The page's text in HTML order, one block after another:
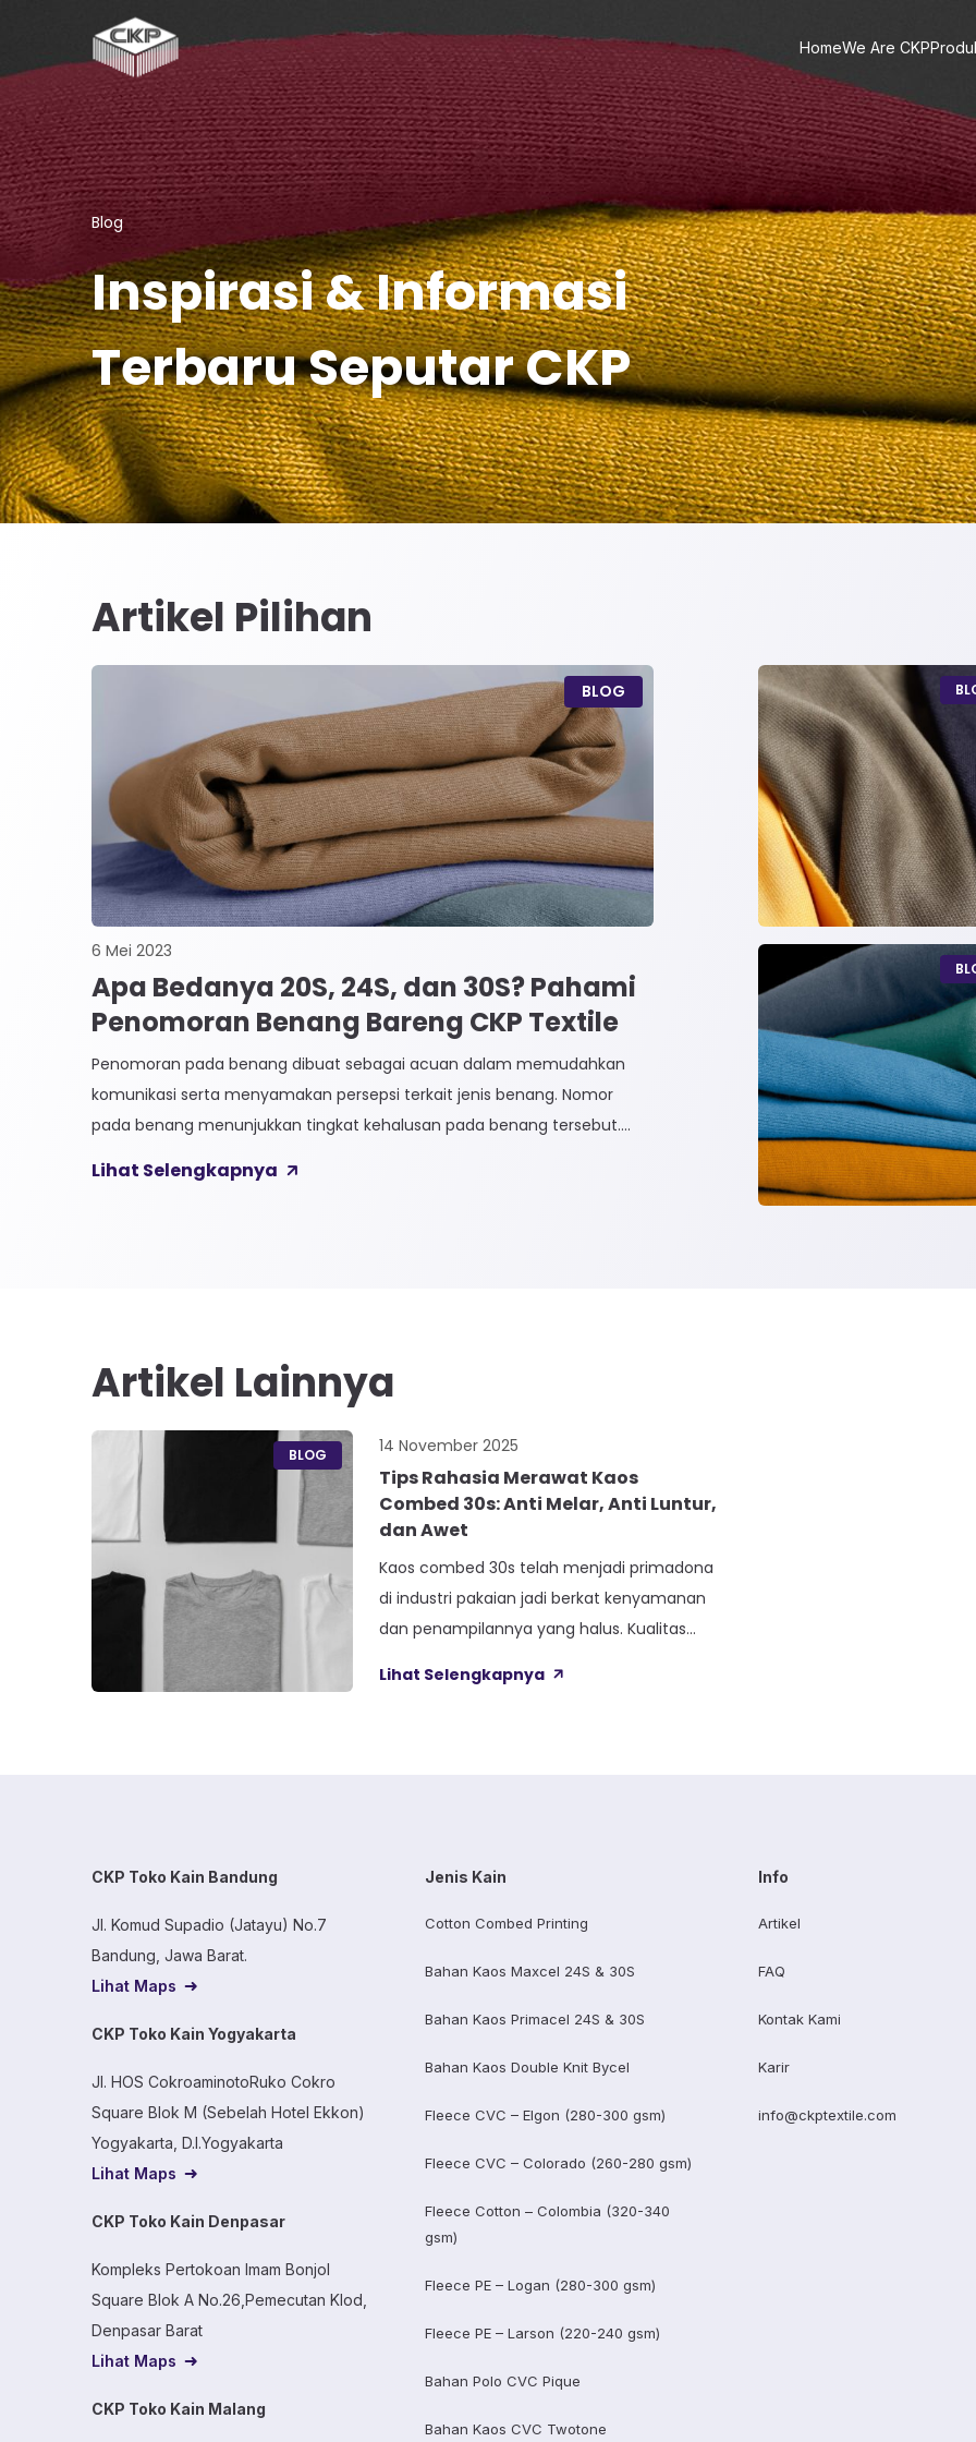
HomeWe Are CKP
Blog
Inspirasi & Informasi
Terbaru Seputar CKP
Artikel Pilihan
BLOG
6 Mei 2023
Apa Bedanya 20S, 24S, dan 30S? Pahami
Penomoran Benang Bareng CKP Textile
Penomoran pada benang dibuat sebagai acuan dalam memudahkan
komunikasi serta menyamakan persepsi terkait jenis benang. Nomor
pada benang menunjukkan tingkat kehalusan pada benang tersebut.
Langsung. 1. Penomoran Tidak Langsung Penomoran Tidak Langsung
Lihat Selengkapnya
Artikel Lainnya
BLOG 14 November 2025
Tips Rahasia Merawat Kaos
Combed 30s: Anti Melar, Anti Luntur,
dan Awet
Kaos combed 30s telah menjadi primadona
di industri pakaian jadi berkat kenyamanan
dan penampilannya yang halus. Kualitas
yang menghilangkan serat-serat pendek
Lihat Selengkapnya
CKP Toko Kain Bandung
Jl. Komud Supadio (Jatayu) No.7
Bandung, Jawa Barat.
Lihat Maps
CKP Toko Kain Yogyakarta
Jl. HOS CokroaminotoRuko Cokro
Square Blok M (Sebelah Hotel Ekkon)
Yogyakarta, D.I.Yogyakarta
Lihat Maps
CKP Toko Kain Denpasar
Kompleks Pertokoan Imam Bonjol
Square Blok A No.26,Pemecutan Klod,
Denpasar Barat
Lihat Maps
CKP Toko Kain Malang
Jenis Kain
Cotton Combed Printing
Bahan Kaos Maxcel 24S & 30S
Bahan Kaos Primacel 24S & 30S
Bahan Kaos Double Knit Bycel
Fleece CVC – Elgon (280-300 gsm)
Fleece CVC – Colorado (260-280 gsm)
Fleece Cotton – Colombia (320-340
gsm)
Fleece PE – Logan (280-300 gsm)
Fleece PE – Larson (220-240 gsm)
Bahan Polo CVC Pique
Bahan Kaos CVC Twotone
Info
Artikel
FAQ
Kontak Kami
Karir
info@ckptextile.com